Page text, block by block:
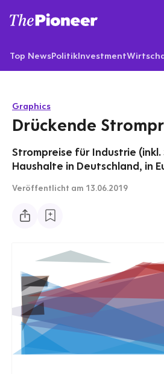
Top NewsPolitikInvestment
Graphics
Drückende
Strompreise für Industrie
Haushalte in Deutschland, in
Veröffentlicht am 13.06.2019